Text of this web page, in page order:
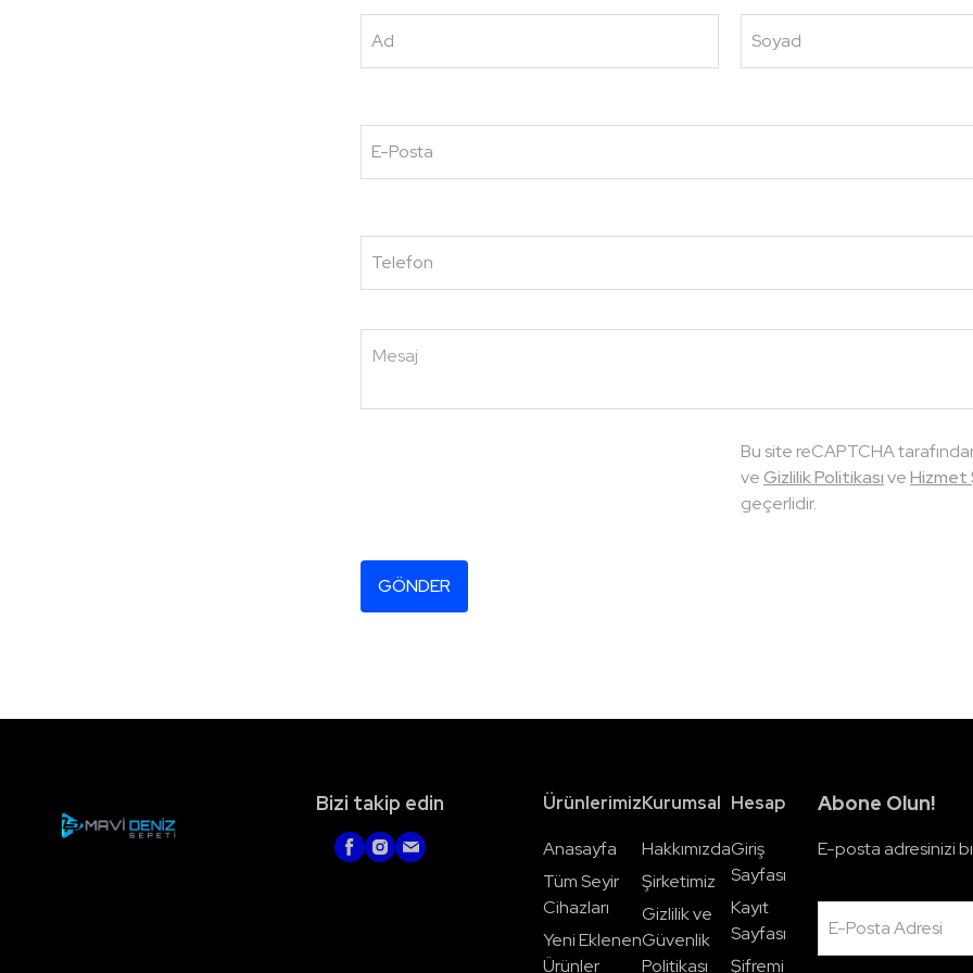
Ad Soyad
E-Posta
Telefon
Bu site reCAPTCHA
veGizlilik PolitikasıveHizmet
geçerlidir.
GÖNDER
Bizi takip edin
Ürünlerimiz
Anasayfa
Tüm Seyir
Cihazları
Yeni Eklenen
Ürünler
Kurumsal
Hakkımızda
Şirketimiz
Gizlilik ve
Güvenlik
Politikası
Hesap
Giriş
Sayfası
Kayıt
Sayfası
Şifremi
Abone Olun!
E-posta adresinizi
E-Posta Adresi